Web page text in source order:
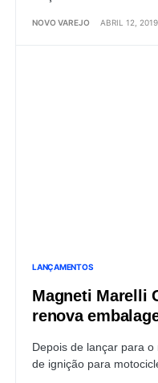
NOVO VAREJO ABRIL 12, 2019
LANÇAMENTOS
Magneti Marelli
renova
Depois de lançar para
de ignição para